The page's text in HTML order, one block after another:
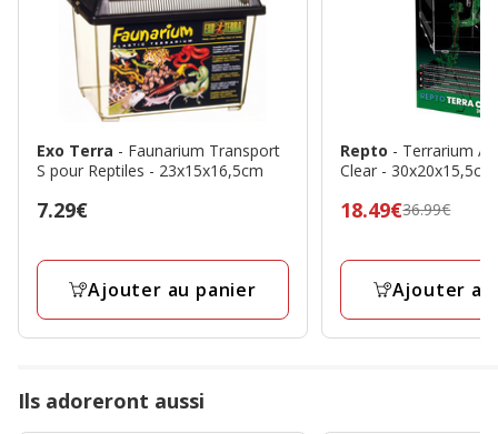
Exo Terra - Faunarium Transport
S pour Reptiles - 23x15x16,5cm
Prix
7.29€
Ajouter au panier
Repto - Terrarium
Clear - 30x20x15,5cm
Prix
36.99€,
final
18.49€
18.49€36.99€
Ajouter
Ils adoreront aussi